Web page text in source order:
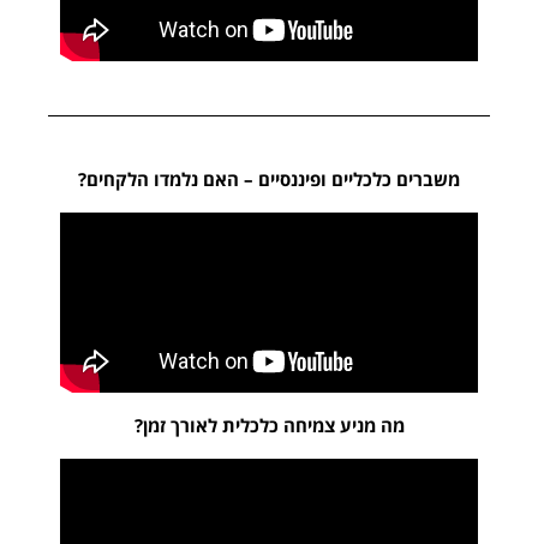
משברים כלכליים ופיננסיים – האם נלמדו הלקחים?
מה מניע צמיחה כלכלית לאורך זמן?